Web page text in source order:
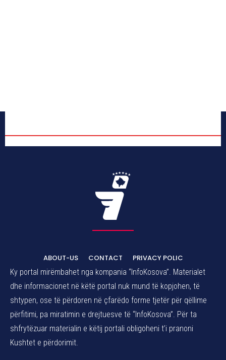
ABOUT-US CONTACT
PRIVACY POLIC
Ky portal mirëmbahet nga kompania “InfoKosova”. Materialet
dhe informacionet në këtë portal nuk mund të kopjohen, të
shtypen, ose të përdoren në çfarëdo forme tjetër për qëllime
përfitimi, pa miratimin e drejtuesve të “InfoKosova”. Për ta
shfrytëzuar materialin e këtij portali obligoheni t’i pranoni
Kushtet e përdorimit.